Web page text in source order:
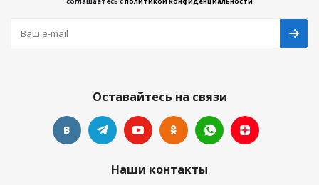
Оставайтесь на связи
Наши контакты